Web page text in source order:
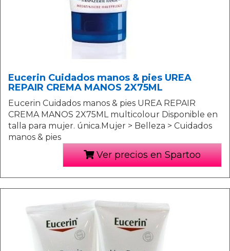
Eucerin Cuidados manos & pies UREA
REPAIR CREMA MANOS 2X75ML
Eucerin Cuidados manos & pies UREA REPAIR
CREMA MANOS 2X75ML multicolour Disponible en
talla para mujer. única.Mujer > Belleza > Cuidados
manos & pies
Ver precios en Spartoo